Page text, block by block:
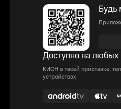
Будь
Доступно на
КИОН в твоей приставке,
устройствах